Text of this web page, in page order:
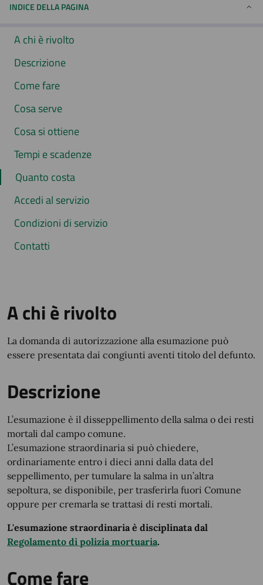
INDICE DELLA PAGINA
A chi è rivolto
Descrizione
Come fare
Cosa serve
Cosa si ottiene
Tempi e scadenze
Quanto costa
Accedi al servizio
Condizioni di servizio
Contatti
A chi è rivolto
La domanda di autorizzazione alla esumazione può
essere presentata dai congiunti aventi titolo del defunto.
Descrizione
L’esumazione è il disseppellimento della salma o dei resti
mortali dal campo comune.
L’esumazione straordinaria si può chiedere,
ordinariamente entro i dieci anni dalla data del
seppellimento, per tumulare la salma in un’altra
sepoltura, se disponibile, per trasferirla fuori Comune
oppure per cremarla se trattasi di resti mortali.
L'esumazione straordinaria è disciplinata dal
Regolamento di polizia mortuaria.
Come fare